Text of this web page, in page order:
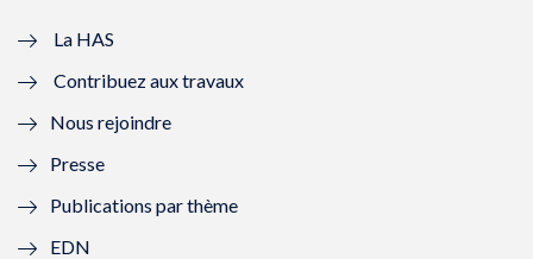
l
l
f
e
e
La HAS
Contribuez aux travaux
Nous rejoindre
Presse
Publications par thème
EDN